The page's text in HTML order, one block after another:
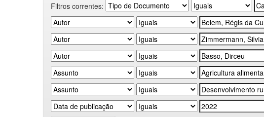
Filtros correntes: